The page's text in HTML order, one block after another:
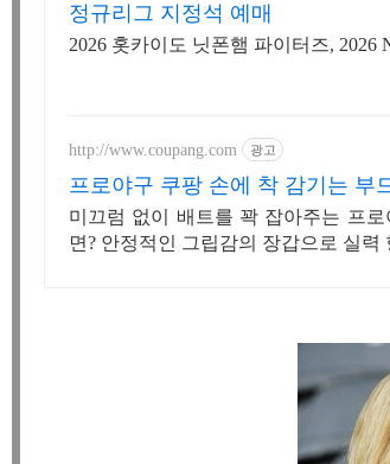
정규리그 지정석 예매
2026 홋카이도 닛폰햄 파이터즈, 2026
http://www.coupang.com 광고
프로야구 쿠팡 손에 착 감기는 부
미끄럼 없이 배트를 꽉 잡아주는 프
면? 안정적인 그립감의 장갑으로 실력